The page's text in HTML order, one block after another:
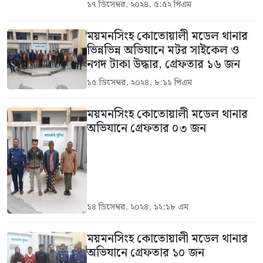
১৭ ডিসেম্বর, ২০২৪, ৫:৫২ পিএম
ময়মনসিংহ কোতোয়ালী মডেল থানার
ভিন্নভিন্ন অভিযানে মটর সাইকেল ও
নগদ টাকা উদ্ধার, গ্রেফতার ১৬ জন
১৫ ডিসেম্বর, ২০২৪, ৮:১১ পিএম
ময়মনসিংহ কোতোয়ালী মডেল থানার
অভিযানে গ্রেফতার ০৩ জন
১৪ ডিসেম্বর, ২০২৪, ১২:১৮ এম
ময়মনসিংহ কোতোয়ালী মডেল থানার
অভিযানে গ্রেফতার ১০ জন